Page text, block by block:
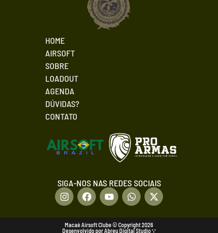
HOME
AIRSOFT
SOBRE
LOADOUT
AGENDA
DÚVIDAS?
CONTATO
SIGA-NOS NAS REDES SOCIAIS
Macaé Airsoft Clube © Copyright 2026
Desenvolvido por Abreu Digital Studio ∵